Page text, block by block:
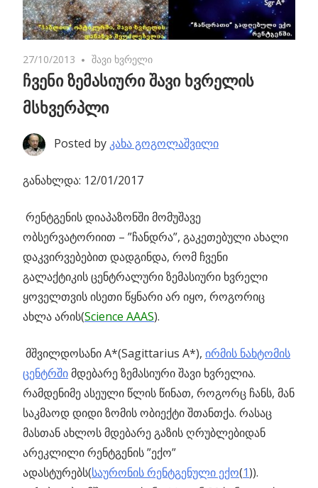
27/10/2013 No comments
შავი ხვრელი
ჩვენი ზემასიური შავი ხვრელის
მსხვერპლი
Posted by კახა გოგოლაშვილი
განახლდა: 12/01/2017
რენტგენის დიაპაზონში მომუშავე
ობსერვატორიით – ”ჩანდრა”, გაკეთებული ახალი
დაკვირვებებით დადგინდა, რომ ჩვენი
გალაქტიკის ცენტრალური ზემასიური ხვრელი
ყოველთვის ისეთი წყნარი არ იყო, როგორიც
ახლა არის(Science AAAS).
მშვილდოსანი A*(Sagittarius A*), ირმის ნახტომის
ცენტრშიმდებარე ზემასიური შავი ხვრელია.
რამდენიმე ასეული წლის წინათ, როგორც ჩანს, მან
საკმაოდ დიდი ზომის ობიექტი შთანთქა. რასაც
მასთან ახლოს მდებარე გაზის ღრუბლებიდან
არეკლილი რენტგენის ”ექო”
ადასტურებს(საურონის რენტგენული ექო(1)).